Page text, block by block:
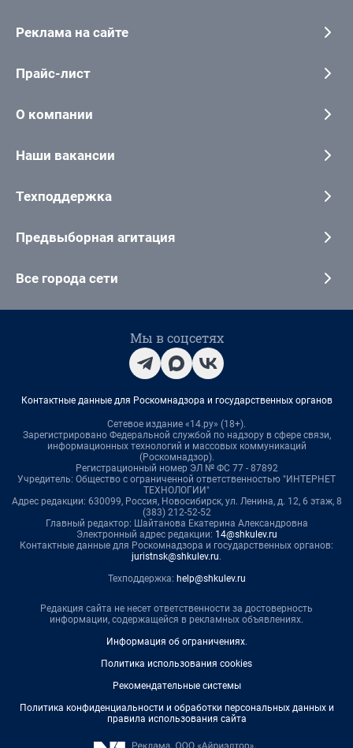
Реклама на сайте
Прайс-лист
О компании
Наши вакансии
Техподдержка
Предвыборная агитация
Все города сети
Мы в соцсетях
Контактные данные для Роскомнадзора и государственных органов
Сетевое издание «14.ру» (18+).
Зарегистрировано Федеральной службой по надзору в сфере связи,
информационных технологий и массовых коммуникаций
(Роскомнадзор).
Регистрационный номер ЭЛ № ФС 77 - 87892
Учредитель: Общество с ограниченной ответственностью "ИНТЕРНЕТ
ТЕХНОЛОГИИ"
Адрес редакции: 630099, Россия, Новосибирск, ул. Ленина, д. 12, 6 этаж, 8
(383) 212-52-52
Главный редактор: Шайтанова Екатерина Александровна
Электронный адрес редакции: 14@shkulev.ru
Контактные данные для Роскомнадзора и государственных органов:
juristnsk@shkulev.ru.
Техподдержка: help@shkulev.ru
Редакция сайта не несет ответственности за достоверность
информации, содержащейся в рекламных объявлениях.
Информация об ограничениях.
Политика использования cookies
Рекомендательные системы
Политика конфиденциальности и обработки персональных данных и
правила использования сайта